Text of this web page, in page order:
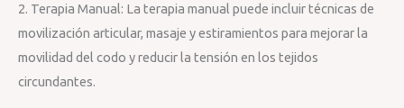
2. Terapia Manual: La terapia manual puede incluir técnicas de
movilización articular, masaje y estiramientos para mejorar la
movilidad del codo y reducir la tensión en los tejidos
circundantes.